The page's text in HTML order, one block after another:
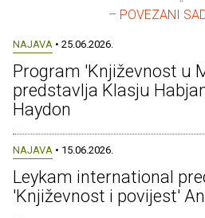
– POVEZANI
NAJAVA • 25.06.2026.
Program 'Književnost u
predstavlja Klasju
Haydon
NAJAVA • 15.06.2026.
Leykam international
'Književnost i povijest'